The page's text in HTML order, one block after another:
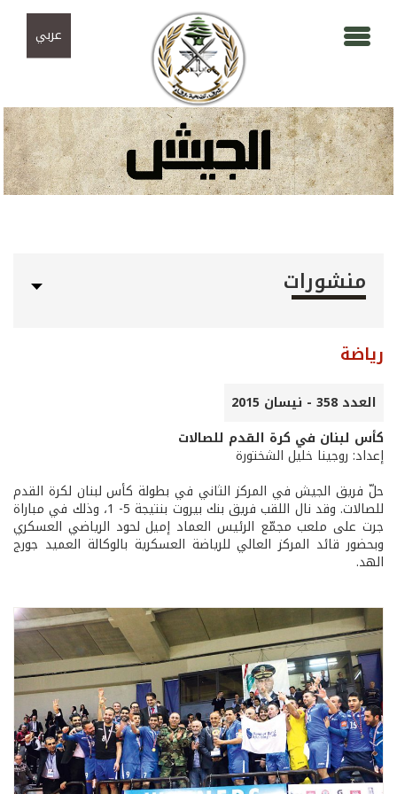
عربي
منشورات
رياضة
العدد 358 - نيسان 2015
كأس لبنان في كرة القدم للصالات
إعداد: روجينا خليل الشختورة
حلّ فريق الجيش في المركز الثاني في بطولة كأس لبنان لكرة القدم
للصالات. وقد نال اللقب فريق بنك بيروت بنتيجة 5- 1، وذلك في مباراة
جرت على ملعب مجمّع الرئيس العماد إميل لحود الرياضي العسكري
وبحضور قائد المركز العالي للرياضة العسكرية بالوكالة العميد جورج
الهد.